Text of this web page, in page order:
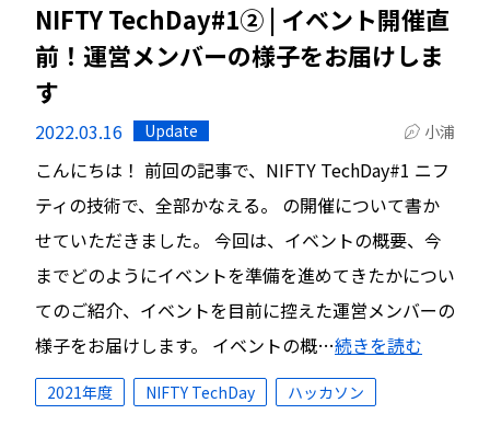
NIFTY TechDay#1② | イベント開催直
前！運営メンバーの様子をお届けしま
す
2022.03.16 Update 小浦
こんにちは！ 前回の記事で、NIFTY TechDay#1 ニフ
ティの技術で、全部かなえる。 の開催について書か
せていただきました。 今回は、イベントの概要、今
までどのようにイベントを準備を進めてきたかについ
てのご紹介、イベントを目前に控えた運営メンバーの
様子をお届けします。 イベントの概…続きを読む
2021年度 NIFTY TechDay ハッカソン